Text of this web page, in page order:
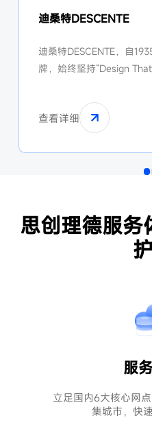
迪桑特DESCENTE
迪桑特DESCENTE，自
牌，始终坚持“Design
夫、铁人三项等多个专业
备。
查看详细
思创理德服务
服
立足国内6大核心网
集城市，快